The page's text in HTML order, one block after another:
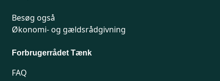
Besøg også
Økonomi- og gældsrådgivning
Forbrugerrådet Tænk
FAQ